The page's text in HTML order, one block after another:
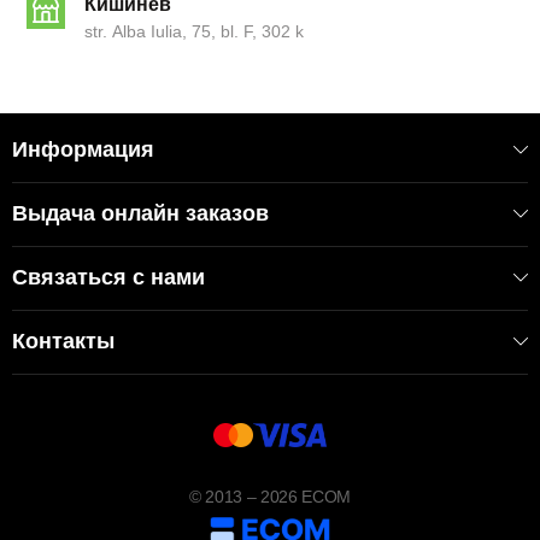
str. Alba Iulia, 75, bl. F, 302 k
Информация
Выдача онлайн заказов
Связаться с нами
Контакты
© 2013 – 2026 ECOM